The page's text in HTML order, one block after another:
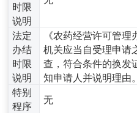
时限
说明
法定
办结
时限
说明
《农药经营许可管
机关应当自受理申请
查，符合条件的换发
知申请人并说明理由。
特别
程序
无